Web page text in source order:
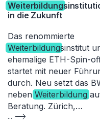
Weiterbildung
in die Zukunft
Das renommierte
Weiterbildungsinstitut
ehemalige ETH-Spin-
startet mit neuer
durch. Neu setzt das
nebenWeiterbildung
Beratung. Zürich,…
...